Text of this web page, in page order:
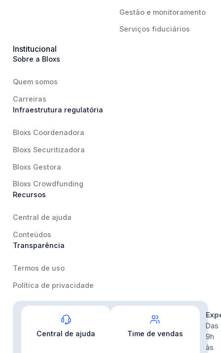
Gestão e monitoramento
Serviços fiduciários
Institucional
Sobre a Bloxs
Quem somos
Carreiras
Infraestrutura regulatória
Bloxs Coordenadora
Bloxs Securitizadora
Bloxs Gestora
Bloxs Crowdfunding
Recursos
Central de ajuda
Conteúdos
Transparência
Termos de uso
Política de privacidade
Central de ajuda Time de vendas
Das
9h
às